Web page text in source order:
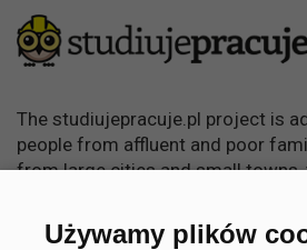
Używamy plików
The studiujepracuje.pl project is
people from affluent and poor
from large cities and small towns,
something in life.